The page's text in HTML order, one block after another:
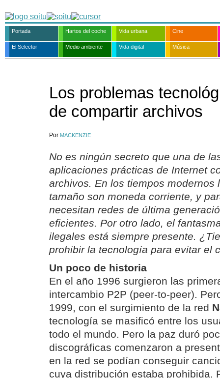
Portada Hartos del coche Vida urbana Cine
El Selector Medio ambiente Vida digital Música
Los problemas
de compartir archivos
Por MACKENZIE
No es ningún secreto que una de
aplicaciones prácticas de Internet
archivos. En los tiempos modernos
tamaño son moneda corriente, y
necesitan redes de última
eficientes. Por otro lado, el
ilegales está siempre presente.
prohibir la tecnología para evitar el
Un poco de historia
En el año 1996 surgieron las
intercambio P2P (peer-to-peer).
1999, con el surgimiento de la red
tecnología se masificó entre los
todo el mundo. Pero la paz duró
discográficas comenzaron a
en la red se podían conseguir
cuya distribución estaba prohibida.